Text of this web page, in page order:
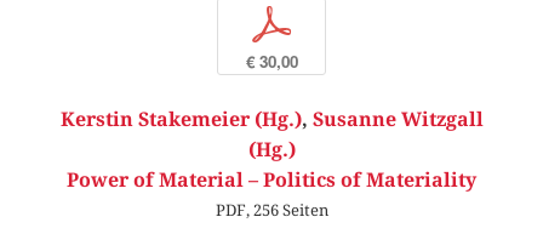
p
€ 30,00
Kerstin Stakemeier (Hg.), Susanne Witzgall
(Hg.)
Power of Material – Politics of Materiality
PDF, 256 Seiten